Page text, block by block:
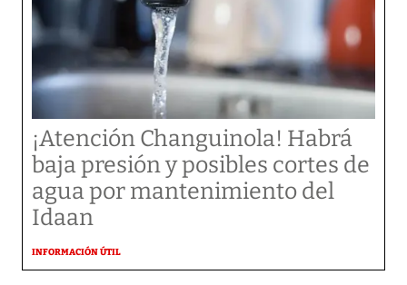
¡Atención Changuinola! Habrá
baja presión y posibles cortes de
agua por mantenimiento del
Idaan
INFORMACIÓN ÚTIL